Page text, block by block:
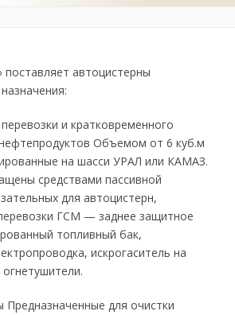
автоцистерны
и кратковременного
Объемом от 6 куб.м
на шасси УРАЛ или КАМАЗ.
средствами пассивной
для автоцистерн,
ГСМ — заднее защитное
топливный бак,
искрогаситель на
для очистки